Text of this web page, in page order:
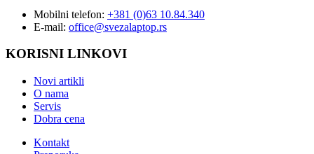
Mobilni telefon: +381 (0)63 10.84.340
E-mail: office@svezalaptop.rs
KORISNI LINKOVI
Novi artikli
O nama
Servis
Dobra cena
Kontakt